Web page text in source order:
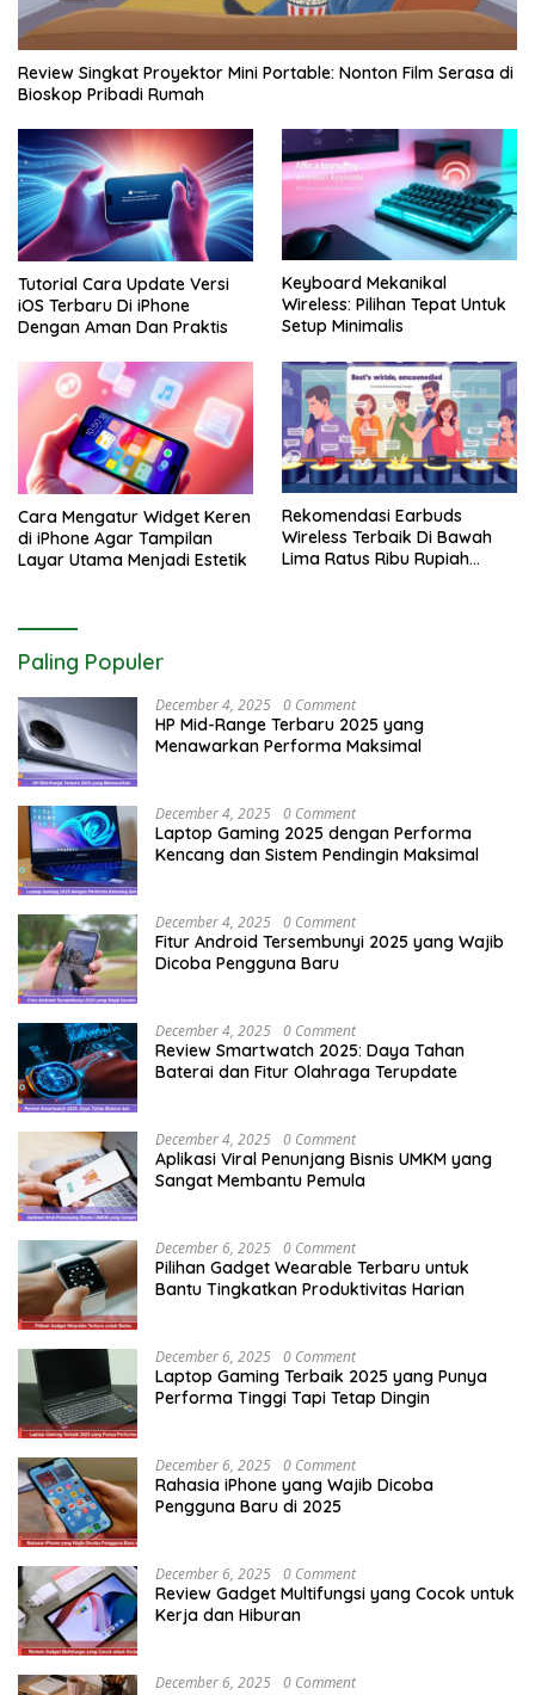
Review Singkat Proyektor Mini Portable: Nonton Film Serasa di
Bioskop Pribadi Rumah
Tutorial Cara Update Versi
iOS Terbaru Di iPhone
Dengan Aman Dan Praktis
Keyboard Mekanikal
Wireless: Pilihan Tepat Untuk
Setup Minimalis
Cara Mengatur Widget Keren
di iPhone Agar Tampilan
Layar Utama Menjadi Estetik
Rekomendasi Earbuds
Wireless Terbaik Di Bawah
Lima Ratus Ribu Rupiah
Paling Populer
December 4, 2025 0 Comment
HP Mid-Range Terbaru 2025 yang
Menawarkan Performa Maksimal
December 4, 2025 0 Comment
Laptop Gaming 2025 dengan Performa
Kencang dan Sistem Pendingin Maksimal
December 4, 2025 0 Comment
Fitur Android Tersembunyi 2025 yang Wajib
Dicoba Pengguna Baru
December 4, 2025 0 Comment
Review Smartwatch 2025: Daya Tahan
Baterai dan Fitur Olahraga Terupdate
December 4, 2025 0 Comment
Aplikasi Viral Penunjang Bisnis UMKM yang
Sangat Membantu Pemula
December 6, 2025 0 Comment
Pilihan Gadget Wearable Terbaru untuk
Bantu Tingkatkan Produktivitas Harian
December 6, 2025 0 Comment
Laptop Gaming Terbaik 2025 yang Punya
Performa Tinggi Tapi Tetap Dingin
December 6, 2025 0 Comment
Rahasia iPhone yang Wajib Dicoba
Pengguna Baru di 2025
December 6, 2025 0 Comment
Review Gadget Multifungsi yang Cocok untuk
Kerja dan Hiburan
December 6, 2025 0 Comment